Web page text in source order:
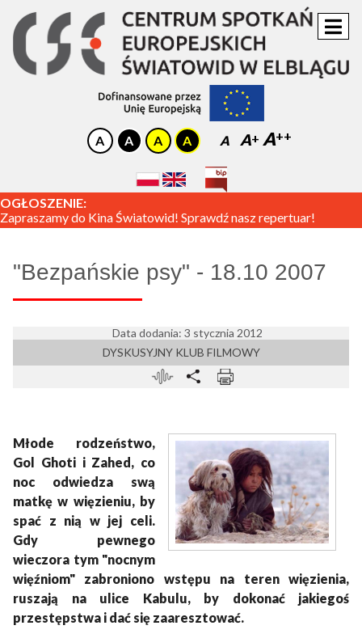
A A A
OGŁOSZENIE:
Zapraszamy do Kina Światowid! Sprawdź nasz repertuar!
"Bezpańskie psy" - 18.10 2007
Data dodania: 3 stycznia 2012
DYSKUSYJNY KLUB FILMOWY
Młode rodzeństwo,
Gol Ghoti i Zahed, co
noc odwiedza swą
matkę w więzieniu, by
spać z nią w jej celi.
Gdy pewnego
wieczora tym "nocnym
więźniom" zabroniono wstępu na teren więzienia,
ruszają na ulice Kabulu, by dokonać jakiegoś
przestępstwa i dać się zaaresztować.